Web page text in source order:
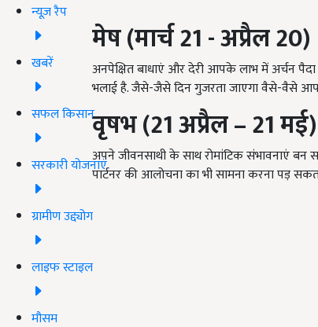
न्यूज़ रैप
खबरें
सफल किसान
सरकारी योजनाएं
ग्रामीण उद्द्योग
लाइफ स्टाइल
मौसम
मेष (मार्च 21 - अप्रैल 20)
अनपेक्षित बाधाएं और देरी आपके लाभ में अर्चन
भलाई है. जैसे-जैसे दिन गुजरता जाएगा वैसे-वैसे
वृषभ (21 अप्रैल – 21 मई)
अपने जीवनसाथी के साथ रोमांटिक संभावनाएं
पार्टनर की आलोचना का भी सामना करना पड़